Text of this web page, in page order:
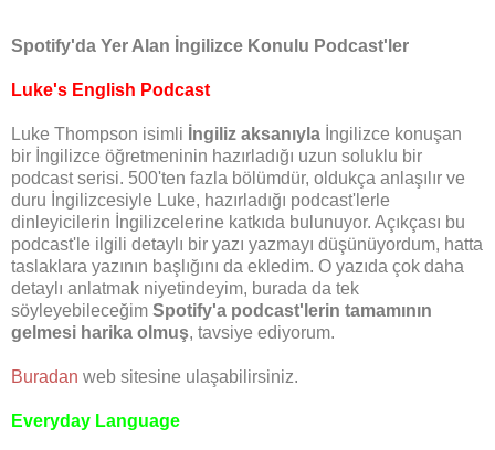
Spotify'da Yer Alan İngilizce Konulu Podcast'ler
Luke's English Podcast
Luke Thompson isimli İngiliz aksanıyla İngilizce konuşan
bir İngilizce öğretmeninin hazırladığı uzun soluklu bir
podcast serisi. 500'ten fazla bölümdür, oldukça anlaşılır ve
duru İngilizcesiyle Luke, hazırladığı podcast'lerle
dinleyicilerin İngilizcelerine katkıda bulunuyor. Açıkçası bu
podcast'le ilgili detaylı bir yazı yazmayı düşünüyordum, hatta
taslaklara yazının başlığını da ekledim. O yazıda çok daha
detaylı anlatmak niyetindeyim, burada da tek
söyleyebileceğim Spotify'a podcast'lerin tamamının
gelmesi harika olmuş, tavsiye ediyorum.
Buradan web sitesine ulaşabilirsiniz.
Everyday Language